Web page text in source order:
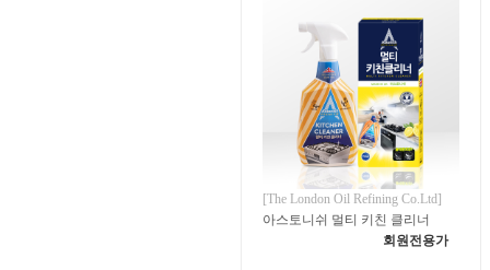
[The London Oil Refining Co.Ltd]
아스토니쉬 멀티 키친 클리너
회원전용가